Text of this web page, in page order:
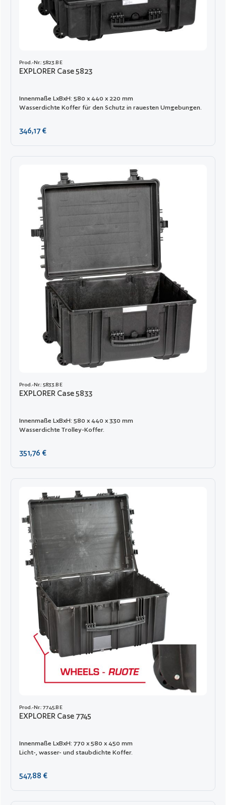
Prod.-Nr.: 5823.B E
EXPLORER Case 5823
Innenmaße LxBxH: 580 x 440 x 220 mm
Wasserdichte Koffer für den Schutz in rauesten Umgebungen.
Regulärer Preis:
346,17 €
Prod.-Nr.: 5833.B E
EXPLORER Case 5833
Innenmaße LxBxH: 580 x 440 x 330 mm
Wasserdichte Trolley-Koffer.
Regulärer Preis:
351,76 €
Prod.-Nr.: 7745.B E
EXPLORER Case 7745
Innenmaße LxBxH: 770 x 580 x 450 mm
Licht-, wasser- und staubdichte Koffer.
Regulärer Preis:
547,88 €